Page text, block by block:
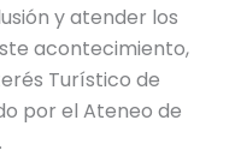
y atender los
acontecimiento,
Turístico de
por el Ateneo de